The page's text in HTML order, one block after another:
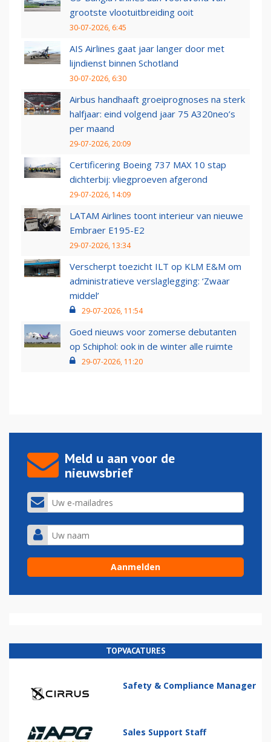
grootste vlootuitbreiding ooit
30-07-2026, 6:45
AIS Airlines gaat jaar langer door met
lijndienst binnen Schotland
30-07-2026, 6:30
Airbus handhaaft groeiprognoses na sterk
halfjaar: eind volgend jaar 75 A320neo’s
per maand
29-07-2026, 20:09
Certificering Boeing 737 MAX 10 stap
dichterbij: vliegproeven afgerond
29-07-2026, 14:09
LATAM Airlines toont interieur van nieuwe
Embraer E195-E2
29-07-2026, 13:34
Verscherpt toezicht ILT op KLM E&M om
administratieve verslaglegging: ‘Zwaar
middel’
29-07-2026, 11:54
Goed nieuws voor zomerse debutanten
op Schiphol: ook in de winter alle ruimte
29-07-2026, 11:20
Meld u aan voor de
nieuwsbrief
TOPVACATURES
Safety & Compliance Manager
Sales Support Staff